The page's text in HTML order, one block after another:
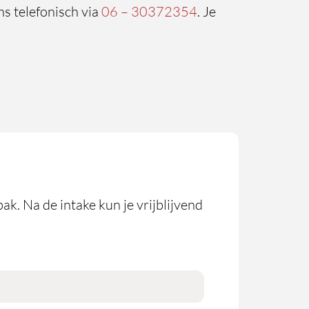
telefonisch via06 – 30372354. Je
Na de intake kun je vrijblijvend